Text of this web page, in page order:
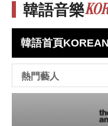
韓語音樂
韓語首頁KOREAN
熱門藝人